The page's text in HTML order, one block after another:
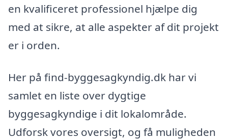
en kvalificeret professionel hjælpe dig
med at sikre, at alle aspekter af dit projekt
er i orden.
Her på find-byggesagkyndig.dk har vi
samlet en liste over dygtige
byggesagkyndige i dit lokalområde.
Udforsk vores oversigt, og få muligheden